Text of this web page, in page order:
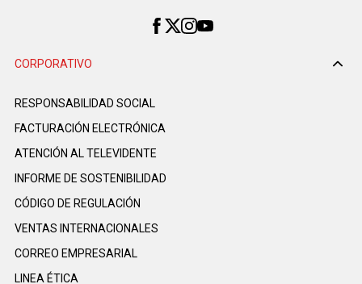
CORPORATIVO
RESPONSABILIDAD SOCIAL
FACTURACIÓN ELECTRÓNICA
ATENCIÓN AL TELEVIDENTE
INFORME DE SOSTENIBILIDAD
CÓDIGO DE REGULACIÓN
VENTAS INTERNACIONALES
CORREO EMPRESARIAL
LINEA ÉTICA